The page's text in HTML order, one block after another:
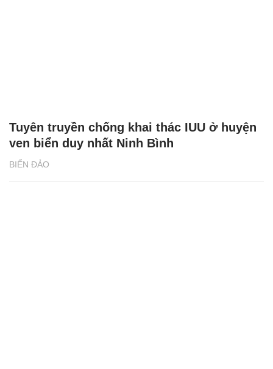
BIỂN ĐẢO
Tuyên truyền chống khai thác IUU ở huyện
ven biển duy nhất Ninh Bình